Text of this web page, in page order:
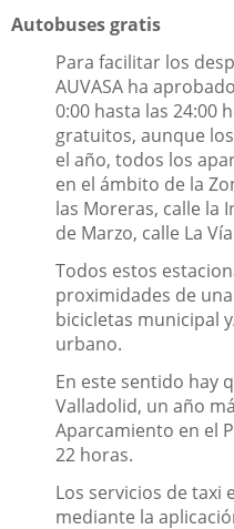
Autobuses gratis
Para facilitar los
AUVASA ha
0:00 hasta las 24:00
gratuitos, aunque
el año, todos los
en el ámbito de la
las Moreras, calle la
de Marzo, calle La
Todos estos
proximidades de
bicicletas municipal
urbano.
En este sentido hay
Valladolid, un año
Aparcamiento en el
22 horas.
Los servicios de
mediante la